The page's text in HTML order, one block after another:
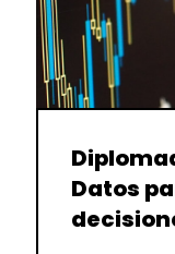
Datos